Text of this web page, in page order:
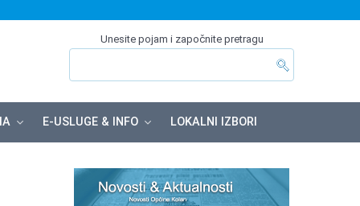
Unesite pojam i započnite pretragu
E-USLUGE & INFO LOKALNI IZBORI